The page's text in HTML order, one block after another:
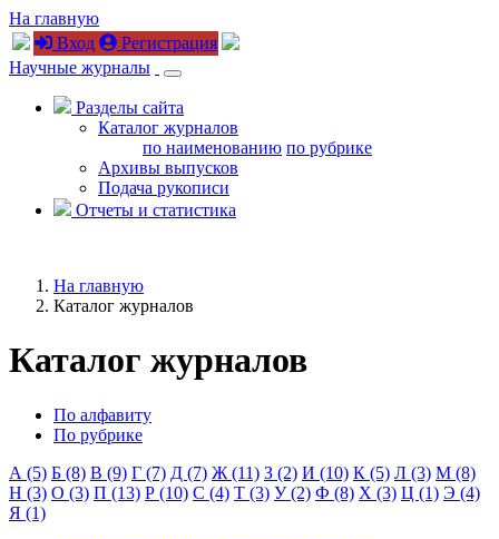
На главную
Вход
Регистрация
Научные журналы
Разделы сайта
Каталог журналов
по наименованию по рубрике
Архивы выпусков
Подача рукописи
Отчеты и статистика
На главную
Каталог журналов
Каталог журналов
По алфавиту
По рубрике
А (5) Б (8) В (9) Г (7) Д (7) Ж (11) З (2) И (10) К (5) Л (3) М (8)
Н (3) О (3) П (13) Р (10) С (4) Т (3) У (2) Ф (8) Х (3) Ц (1) Э (4)
Я (1)